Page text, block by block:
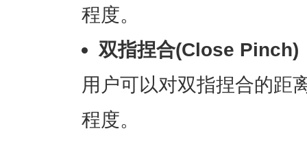
程度。
双指捏合(Close Pinch)
用户可以对双指捏合的距
程度。